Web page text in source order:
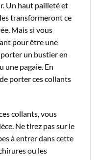
Un haut pailleté et
transformeront ce
Mais si vous
pour être une
un bustier en
pagaie. En
porter ces collants
collants, vous
Ne tirez pas sur le
à entrer dans cette
ou les